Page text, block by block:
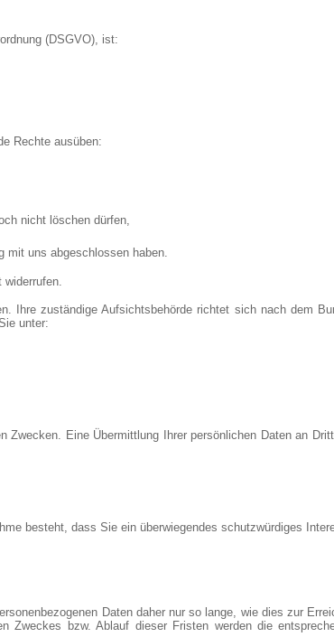
(DSGVO), ist:
Rechte ausüben:
nicht löschen dürfen,
mit uns abgeschlossen haben.
zuständige Aufsichtsbehörde richtet sich nach dem
unter:
Eine Übermittlung Ihrer persönlichen Daten an
besteht, dass Sie ein überwiegendes schutzwürdiges
Daten daher nur so lange, wie dies zur
bzw. Ablauf dieser Fristen werden die